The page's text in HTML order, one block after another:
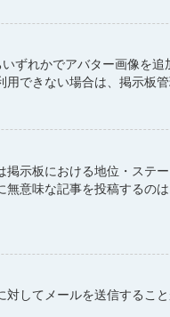
ずれかでアバター画像を
できない場合は、掲示板管
示板における地位・ステ
意味な記事を投稿するの
してメールを送信するこ